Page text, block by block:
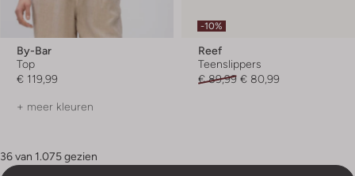
By-Bar
Top
€ 119,99
+ meer kleuren
-10%
Reef
Teenslippers
€ 89,99 € 80,99
36 van 1.075 gezien